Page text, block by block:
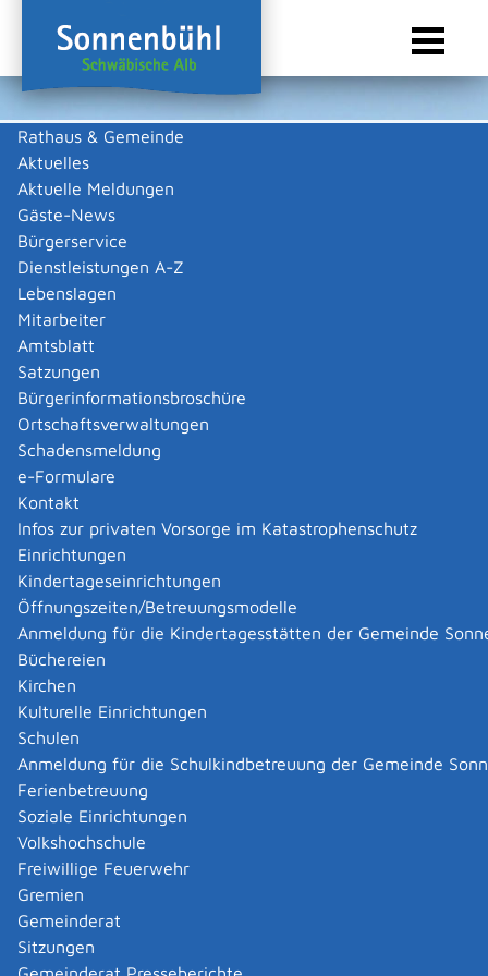
Rathaus & Gemeinde
Aktuelles
Aktuelle Meldungen
Gäste-News
Bürgerservice
Dienstleistungen A-Z
Lebenslagen
Mitarbeiter
Amtsblatt
Satzungen
Bürgerinformationsbroschüre
Ortschaftsverwaltungen
Schadensmeldung
e-Formulare
Kontakt
Infos zur privaten Vorsorge im Katastrophenschutz
Einrichtungen
Kindertageseinrichtungen
Öffnungszeiten/Betreuungsmodelle
Anmeldung für die Kindertagesstätten der Gemeinde
Büchereien
Kirchen
Kulturelle Einrichtungen
Schulen
Anmeldung für die Schulkindbetreuung der Gemeinde
Ferienbetreuung
Soziale Einrichtungen
Volkshochschule
Freiwillige Feuerwehr
Gremien
Gemeinderat
Sitzungen
Sie sind hier:
Gewerbeliste
Schwarz GmbH früher Elektro
Schwarz GmbH
Beschreibung
Betrieb eines Elektro-Heizungs- und
Sanitärinstallationgeschäftes samt Radio- und
Fernsehtechnik
Dominik
Zurück
||